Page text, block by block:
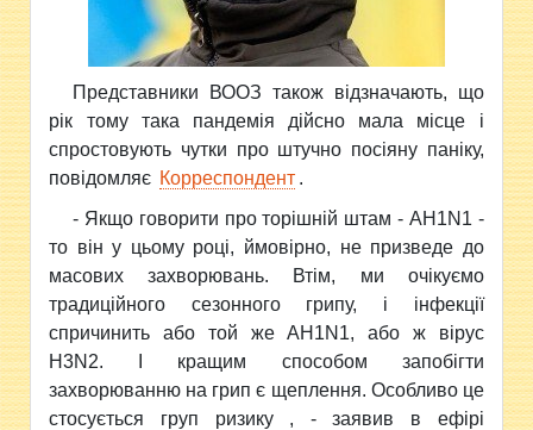
Представники ВООЗ також відзначають, що
рік тому така пандемія дійсно мала місце і
спростовують чутки про штучно посіяну паніку,
повідомляє Корреспондент .
- Якщо говорити про торішній штам - AH1N1 -
то він у цьому році, ймовірно, не призведе до
масових захворювань. Втім, ми очікуємо
традиційного сезонного грипу, і інфекції
спричинить або той же AH1N1, або ж вірус
Н3N2. І кращим способом запобігти
захворюванню на грип є щеплення. Особливо це
стосується груп ризику , - заявив в ефірі